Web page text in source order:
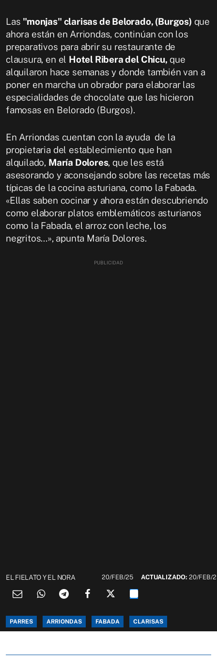
Las "monjas" clarisas de Belorado, (Burgos) que
ahora están en Arriondas, continúan con los
preparativos para abrir su restaurante de
clausura, en el Hotel Ribera del Chicu, que
alquilaron hace semanas y donde también van a
poner en marcha un obrador para elaborar las
especialidades de chocolate que las hicieron
famosas en Belorado (Burgos).
En Arriondas cuentan con la ayuda de la
propietaria del establecimiento que han
alquilado, María Dolores, que les está
asesorando y aconsejando sobre las recetas más
típicas de la cocina asturiana, como la Fabada.
«Ellas saben cocinar y ahora están descubriendo
como elaborar platos emblemáticos asturianos
como la Fabada, el arroz con leche, los
negritos...», apunta María Dolores.
EL FIELATO Y EL NORA 20/FEB/25 ACTUALIZADO:20/FEB/
PARRES ARRIONDAS FABADA CLARISAS